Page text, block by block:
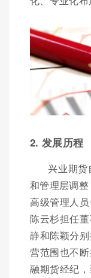
2. 发展历程
兴业期
和管理层调
高级管理人
陈云杉担任
静和陈颖分
营范围也不
融期货经纪